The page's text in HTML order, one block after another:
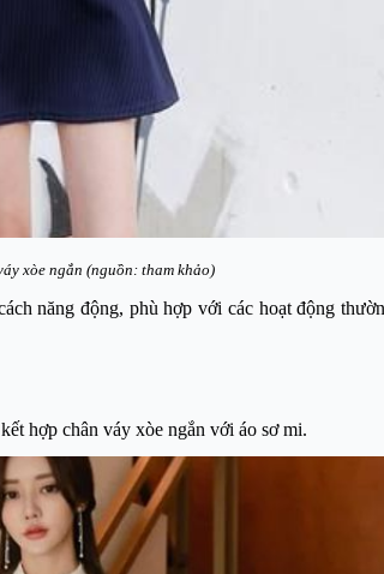
xòe ngắn (nguồn: tham khảo)
năng động, phù hợp với các hoạt động
hợp chân váy xòe ngắn với áo sơ mi.